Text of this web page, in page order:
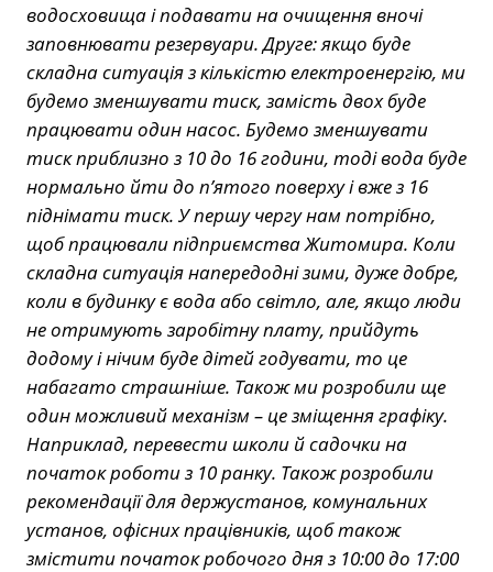
водосховища і подавати на очищення вночі
заповнювати резервуари. Друге: якщо буде
складна ситуація з кількістю електроенергію, ми
будемо зменшувати тиск, замість двох буде
працювати один насос. Будемо зменшувати
тиск приблизно з 10 до 16 години, тоді вода буде
нормально йти до п’ятого поверху і вже з 16
піднімати тиск. У першу чергу нам потрібно,
щоб працювали підприємства Житомира. Коли
складна ситуація напередодні зими, дуже добре,
коли в будинку є вода або світло, але, якщо люди
не отримують заробітну плату, прийдуть
додому і нічим буде дітей годувати, то це
набагато страшніше. Також ми розробили ще
один можливий механізм – це зміщення графіку.
Наприклад, перевести школи й садочки на
початок роботи з 10 ранку. Також розробили
рекомендації для держустанов, комунальних
установ, офісних працівників, щоб також
змістити початок робочого дня з 10:00 до 17:00